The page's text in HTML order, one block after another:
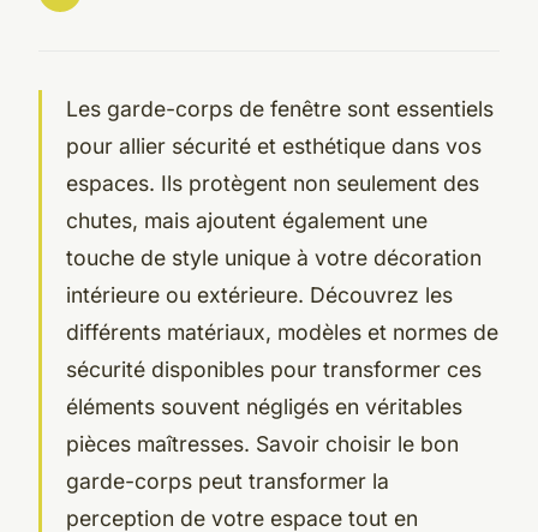
Les garde-corps de fenêtre sont essentiels
pour allier sécurité et esthétique dans vos
espaces. Ils protègent non seulement des
chutes, mais ajoutent également une
touche de style unique à votre décoration
intérieure ou extérieure. Découvrez les
différents matériaux, modèles et normes de
sécurité disponibles pour transformer ces
éléments souvent négligés en véritables
pièces maîtresses. Savoir choisir le bon
garde-corps peut transformer la
perception de votre espace tout en